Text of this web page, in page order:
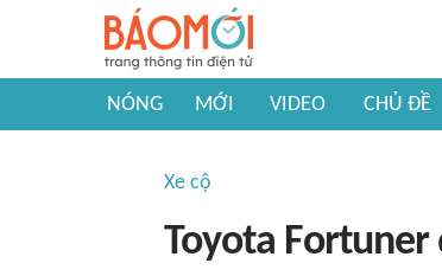
NÓNG MỚI VIDEO CHỦ ĐỀ
Xe cộ
Toyota